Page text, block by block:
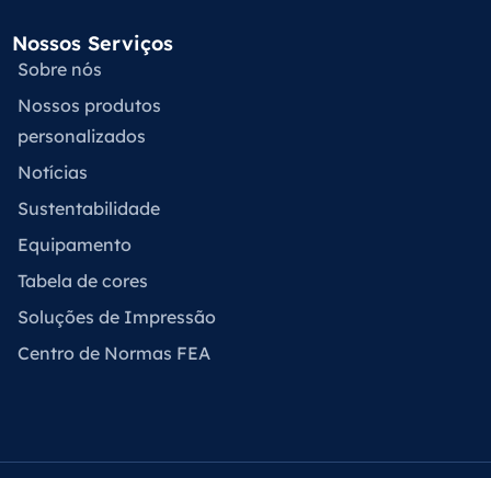
Nossos Serviços
Sobre nós
Nossos produtos
personalizados
Notícias
Sustentabilidade
Equipamento
Tabela de cores
Soluções de Impressão
Centro de Normas FEA